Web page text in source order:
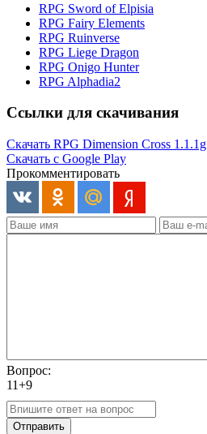
RPG Sword of Elpisia
RPG Fairy Elements
RPG Ruinverse
RPG Liege Dragon
RPG Onigo Hunter
RPG Alphadia2
Ссылки для скачивания
Скачать RPG Dimension Cross 1.1.1g
Скачать с Google Play
Прокомментировать
Вопрос:
11+9
Отправить